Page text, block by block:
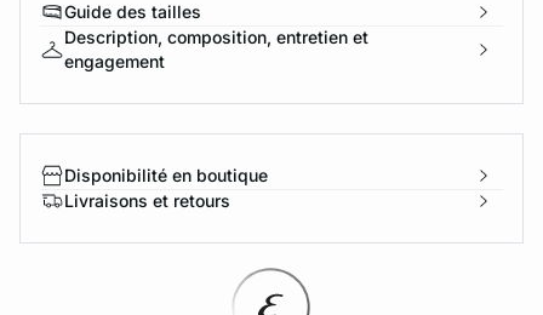
Guide des tailles
Description, composition, entretien et
engagement
Disponibilité en boutique
Livraisons et retours